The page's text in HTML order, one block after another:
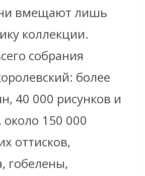
вмещают лишь
коллекции.
собрания
более
40 000 рисунков и
около 150 000
оттисков,
гобелены,